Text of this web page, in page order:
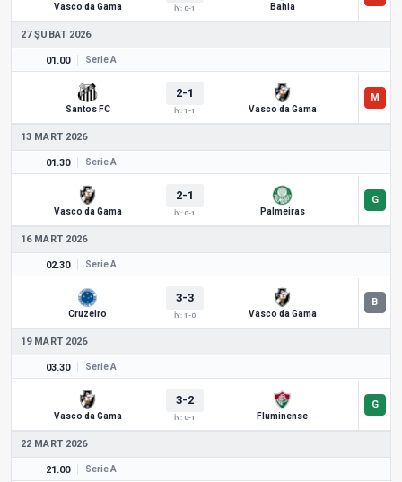
Vasco da Gama İY: 0-1 Bahia
27 ŞUBAT 2026
01.00 Serie A
Santos FC
2-1
İY: 1-1 Vasco da Gama
13 MART 2026
01.30 Serie A
Vasco da Gama
2-1
İY: 0-1 Palmeiras
16 MART 2026
02.30 Serie A
Cruzeiro
3-3
İY: 1-0 Vasco da Gama
19 MART 2026
03.30 Serie A
Vasco da Gama
3-2
İY: 0-1 Fluminense
22 MART 2026
21.00 Serie A